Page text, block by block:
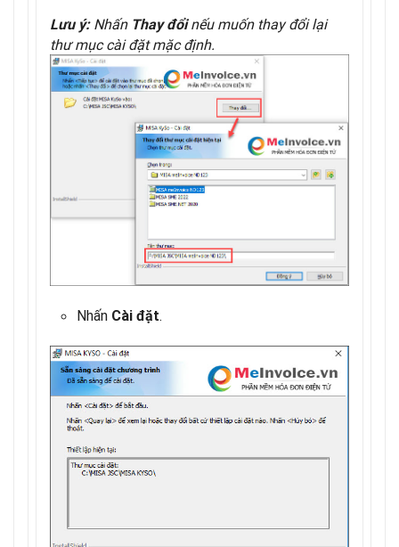
Lưu ý:Nhấn Thay đổinếu muốn thay đổi lại
thư mục cài đặt mặc định.
Nhấn Cài đặt.